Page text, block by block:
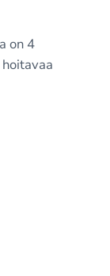
on 4